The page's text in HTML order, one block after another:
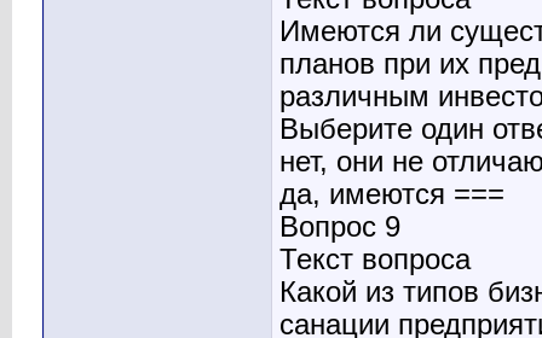
Имеются ли
планов при их
различным
Выберите один
нет, они не
да, имеются ===
Вопрос 9
Текст вопроса
Какой из типов
санации